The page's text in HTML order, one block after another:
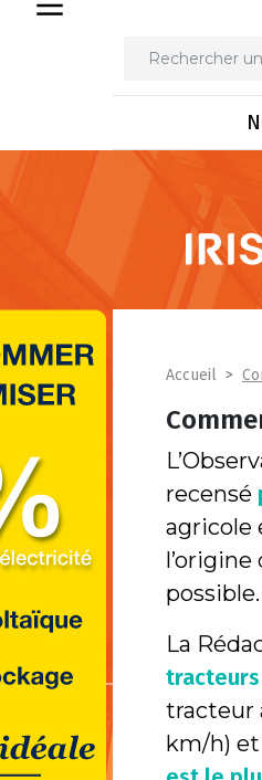
Accueil
recensé
agricole
possible.
La
tracteur
km/h) et